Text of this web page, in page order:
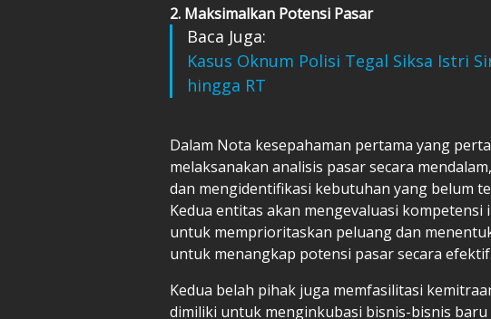
2. Maksimalkan Potensi Pasar
Baca Juga:
Kasus Oknum Polisi Tegal Siksa Istri
hingga RT
Dalam Nota kesepahaman pertama yang
melaksanakan analisis pasar secara
dan mengidentifikasi kebutuhan yang belum
Kedua entitas akan mengevaluasi
untuk memprioritaskan peluang dan
untuk menangkap potensi pasar secara efektif.
Kedua belah pihak juga memfasilitasi
dimiliki untuk menginkubasi bisnis-bisnis